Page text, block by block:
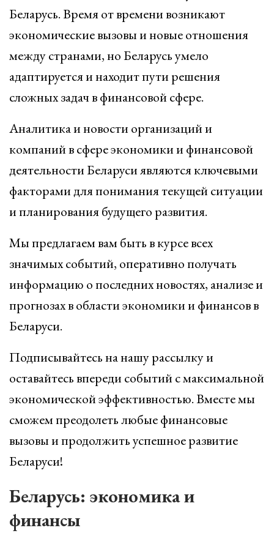
Беларусь. Время от времени возникают
экономические вызовы и новые отношения
между странами, но Беларусь умело
адаптируется и находит пути решения
сложных задач в финансовой сфере.
Аналитика и новости организаций и
компаний в сфере экономики и финансовой
деятельности Беларуси являются ключевыми
факторами для понимания текущей ситуации
и планирования будущего развития.
Мы предлагаем вам быть в курсе всех
значимых событий, оперативно получать
информацию о последних новостях, анализе и
прогнозах в области экономики и финансов в
Беларуси.
Подписывайтесь на нашу рассылку и
оставайтесь впереди событий с максимальной
экономической эффективностью. Вместе мы
сможем преодолеть любые финансовые
вызовы и продолжить успешное развитие
Беларуси!
Беларусь: экономика и
финансы